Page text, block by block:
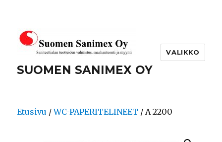
SUOMEN SANIMEX OY
VALIKKO
Etusivu /WC-PAPERITELINEET / A 2200